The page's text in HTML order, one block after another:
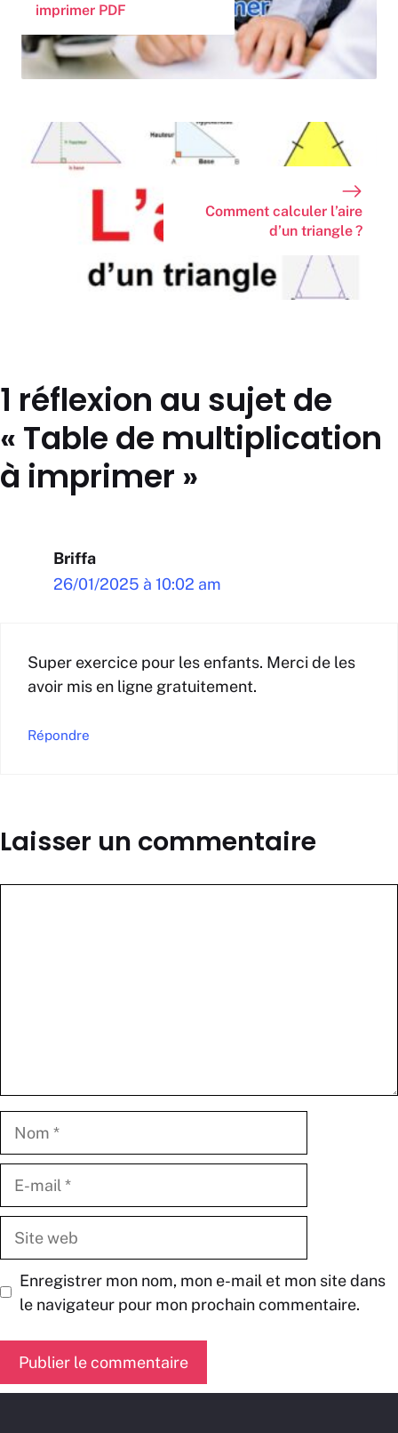
imprimer PDF
Comment calculer l’aire
d’un triangle ?
1 réflexion au sujet de
« Table de multiplication
à imprimer »
Briffa
26/01/2025 à 10:02 am
Super exercice pour les enfants. Merci de les
avoir mis en ligne gratuitement.
Répondre
Laisser un commentaire
Enregistrer mon nom, mon e-mail et mon site dans
le navigateur pour mon prochain commentaire.